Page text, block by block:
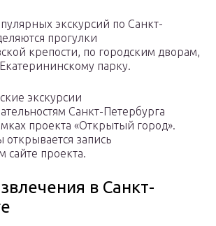
экскурсий по Санкт-
прогулки
крепости, по городским дворам,
парку.
экскурсии
Санкт-Петербурга
проекта «Открытый город».
открывается запись
сайте проекта.
в Санкт-